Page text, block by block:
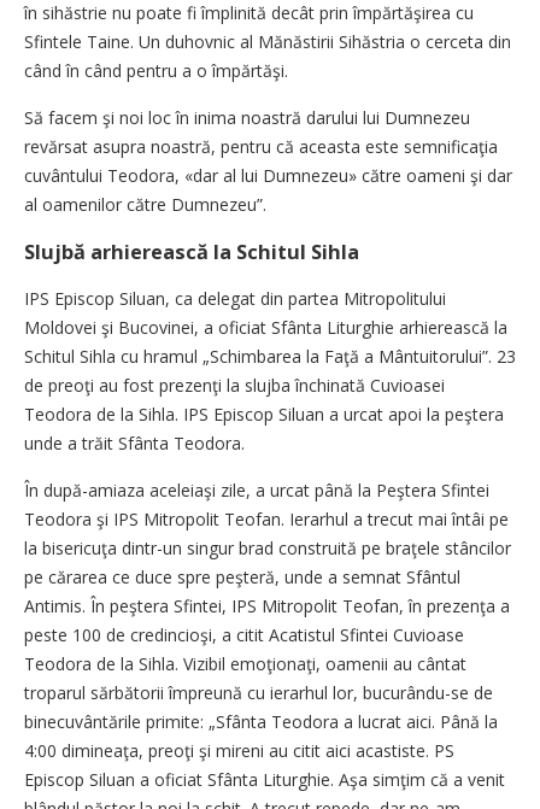
în sihăstrie nu poate fi împlinită decât prin împărtăşirea cu
Sfintele Taine. Un duhovnic al Mănăstirii Sihăstria o cerceta din
când în când pentru a o împărtăşi.
Să facem şi noi loc în inima noastră darului lui Dumnezeu
revărsat asupra noastră, pentru că aceasta este semnificaţia
cuvântului Teodora, «dar al lui Dumnezeu» către oameni şi dar
al oamenilor către Dumnezeu”.
Slujbă arhierească la Schitul Sihla
IPS Episcop Siluan, ca delegat din partea Mitropolitului
Moldovei şi Bucovinei, a oficiat Sfânta Liturghie arhierească la
Schitul Sihla cu hramul „Schimbarea la Faţă a Mântuitorului”. 23
de preoţi au fost prezenţi la slujba închinată Cuvioasei
Teodora de la Sihla. IPS Episcop Siluan a urcat apoi la peştera
unde a trăit Sfânta Teodora.
În după-amiaza aceleiaşi zile, a urcat până la Peştera Sfintei
Teodora şi IPS Mitropolit Teofan. Ierarhul a trecut mai întâi pe
la bisericuţa dintr-un singur brad construită pe braţele stâncilor
pe cărarea ce duce spre peşteră, unde a semnat Sfântul
Antimis. În peştera Sfintei, IPS Mitropolit Teofan, în prezenţa a
peste 100 de credincioşi, a citit Acatistul Sfintei Cuvioase
Teodora de la Sihla. Vizibil emoţionaţi, oamenii au cântat
troparul sărbătorii împreună cu ierarhul lor, bucurându-se de
binecuvântările primite: „Sfânta Teodora a lucrat aici. Până la
4:00 dimineaţa, preoţi şi mireni au citit aici acastiste. PS
Episcop Siluan a oficiat Sfânta Liturghie. Aşa simţim că a venit